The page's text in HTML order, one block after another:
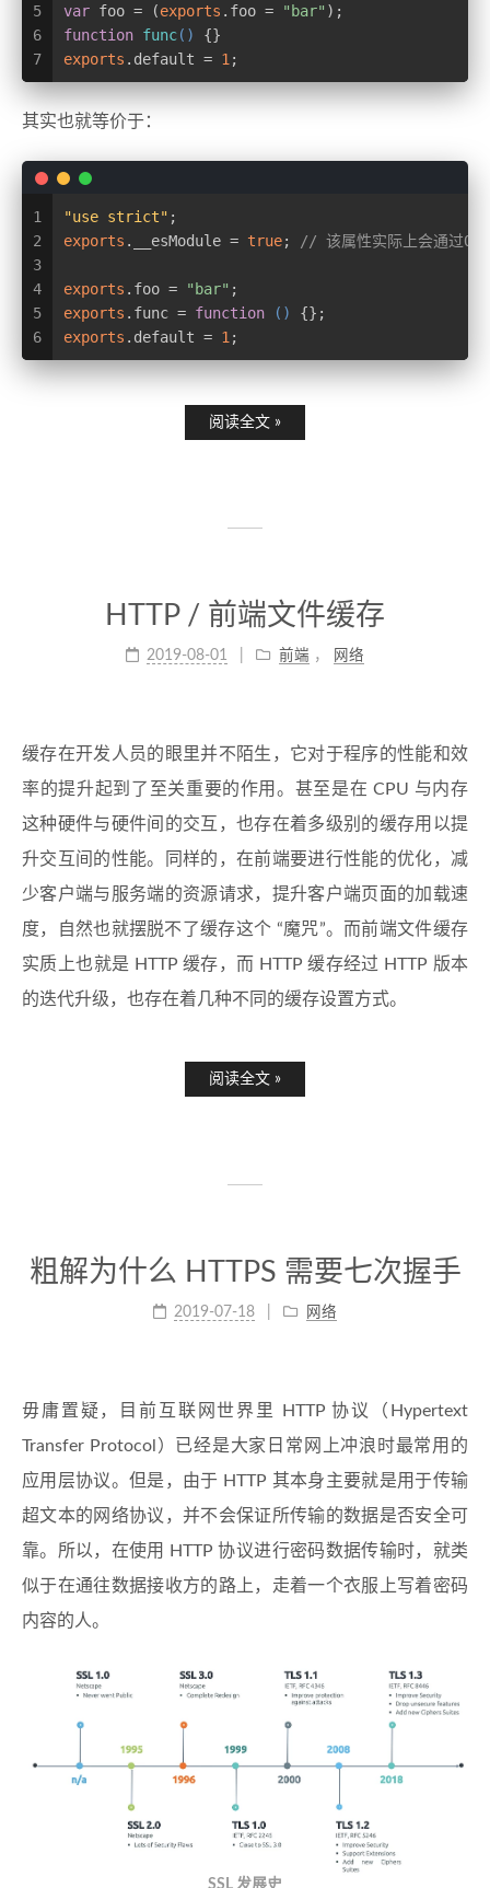
5
6
7
var foo = (exports .foo = "bar" );
function func( ) {}
exports .default = 1 ;
其实也就等价于：
1
2
3
4
5
6
"use strict" ;
exports .__esModule = true; // 该属性实际上会通过
exports .foo = "bar" ;
exports .func = function ( ) {};
exports .default = 1 ;
阅读全文 »
HTTP / 前端文件缓存
2019-08-01 前端 ， 网络
缓存在开发人员的眼里并不陌生，它对于程序的性能和效
率的提升起到了至关重要的作用。甚至是在 CPU 与内存
这种硬件与硬件间的交互，也存在着多级别的缓存用以提
升交互间的性能。同样的，在前端要进行性能的优化，减
少客户端与服务端的资源请求，提升客户端页面的加载速
度，自然也就摆脱不了缓存这个 “魔咒”。而前端文件缓存
实质上也就是 HTTP 缓存，而 HTTP 缓存经过 HTTP 版本
的迭代升级，也存在着几种不同的缓存设置方式。
阅读全文 »
粗解为什么 HTTPS 需要七次握手
2019-07-18 网络
毋庸置疑，目前互联网世界里 HTTP 协议（Hypertext
Transfer Protocol）已经是大家日常网上冲浪时最常用的
应用层协议。但是，由于 HTTP 其本身主要就是用于传输
超文本的网络协议，并不会保证所传输的数据是否安全可
靠。所以，在使用 HTTP 协议进行密码数据传输时，就类
似于在通往数据接收方的路上，走着一个衣服上写着密码
内容的人。
SSL 发展史